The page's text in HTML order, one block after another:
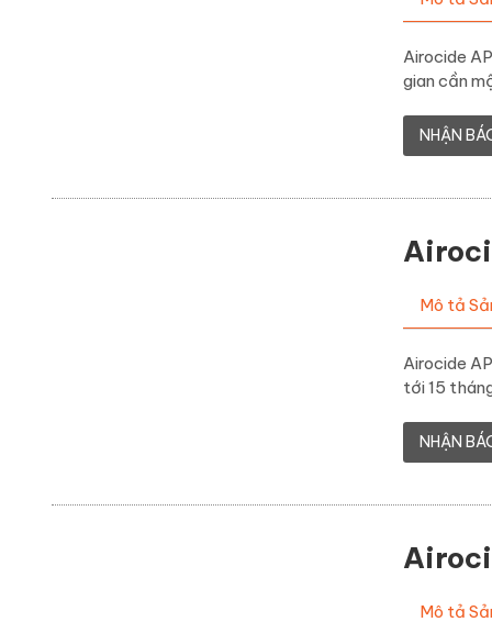
Airocide
gian cần
NHẬN
Mô tả
Airocide
tới 15
NHẬN
Mô tả